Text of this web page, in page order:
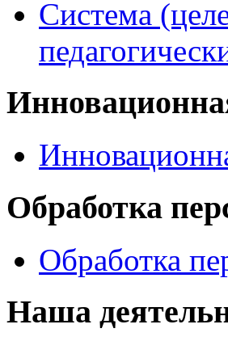
Система
Обработка
Обработка
Наша